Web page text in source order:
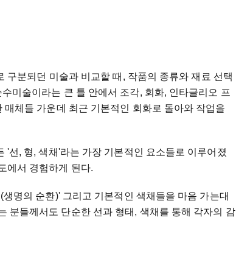
구분되던 미술과 비교할 때, 작품의 종류와 재료 선택
미술이라는 큰 틀 안에서 조각, 회화, 인타글리오 프
체들 가운데 최근 기본적인 회화로 돌아와 작업을
'선, 형, 색채'라는 가장 기본적인 요소들로 이루어졌
에서 경험하게 된다.
명의 순환)' 그리고 기본적인 색채들을 마음 가는대
분들께서도 단순한 선과 형태, 색채를 통해 각자의 감